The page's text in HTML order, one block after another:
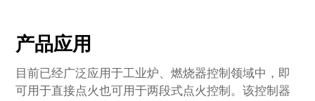
产品应用
目前已经广泛应用于工业炉、燃烧器控制领域中，即
可用于直接点火也可用于两段式点火控制。该控制器